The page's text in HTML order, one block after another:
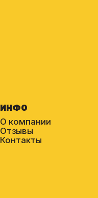
ИНФО
О компании
Отзывы
Контакты